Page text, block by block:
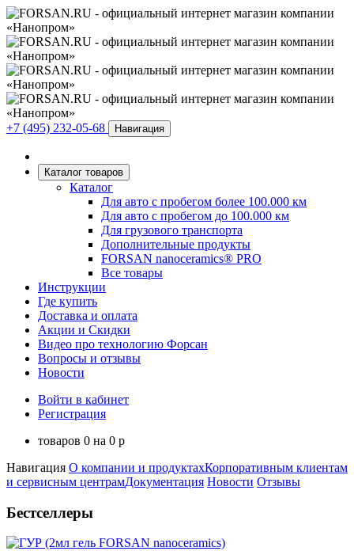
+7 (495) 232-05-68 Навигация
Каталог товаров
Каталог
Для авто с пробегом более 100.000 км
Для авто с пробегом до 100.000 км
Для грузового транспорта
Дополнительные продукты
FORSAN nanoceramics® PRO
Все товары
Инструкции
Где купить
Доставка и оплата
Акции и Скидки
Видео про технологию Форсан
Вопросы и отзывы
Новости
Войти в кабинет
Регистрация
товаров 0 на 0 p
Навигация О компании и продуктахКорпоративным клиентам
и сервисным центрамДокументация Новости Отзывы
Бестселлеры